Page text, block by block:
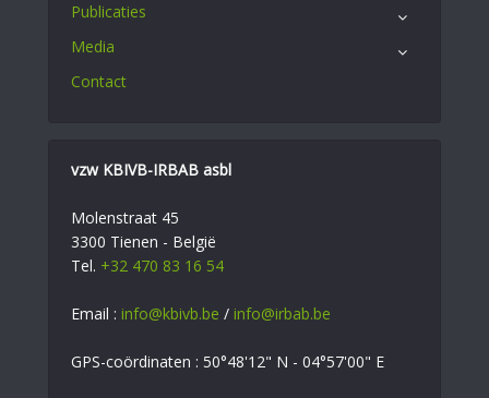
Publicaties
Media
Contact
vzw KBIVB-IRBAB asbl
Molenstraat 45
3300 Tienen - België
Tel. +32 470 83 16 54
Email : info@kbivb.be / info@irbab.be
GPS-coördinaten : 50°48'12" N - 04°57'00" E